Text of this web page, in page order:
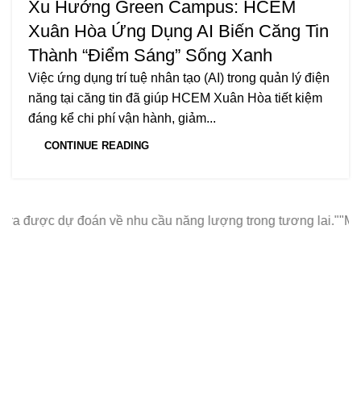
Xu Hướng Green Campus: HCEM
Xuân Hòa Ứng Dụng AI Biến Căng Tin
Thành “Điểm Sáng” Sống Xanh
Việc ứng dụng trí tuệ nhân tạo (AI) trong quản lý điện
năng tại căng tin đã giúp HCEM Xuân Hòa tiết kiệm
đáng kể chi phí vận hành, giảm...
CONTINUE READING
về nhu cầu năng lượng trong tương lai.""Máy đọc chỉ số